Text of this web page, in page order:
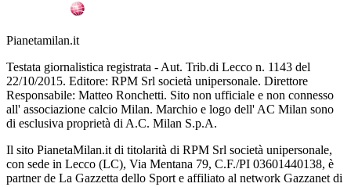
Pianetamilan.it
Testata giornalistica registrata - Aut. Trib.di Lecco n. 1143 del
22/10/2015. Editore: RPM Srl società unipersonale. Direttore
Responsabile: Matteo Ronchetti. Sito non ufficiale e non connesso
all' associazione calcio Milan. Marchio e logo dell' AC Milan sono
di esclusiva proprietà di A.C. Milan S.p.A.
Il sito PianetaMilan.it di titolarità di RPM Srl società unipersonale,
con sede in Lecco (LC), Via Mentana 79, C.F./PI 03601440138, è
partner de La Gazzetta dello Sport e affiliato al network Gazzanet di